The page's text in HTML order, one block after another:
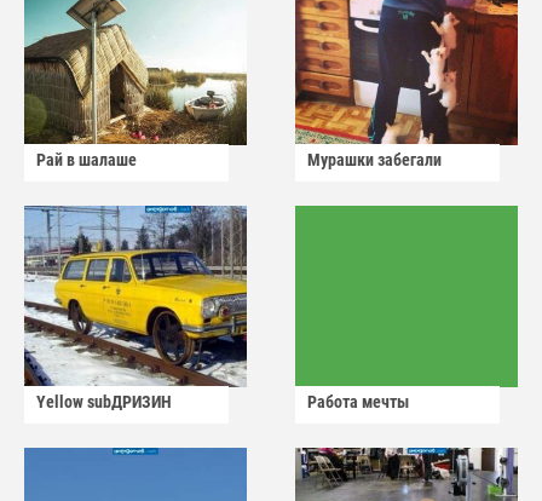
Рай в шалаше Мурашки забегали
Yellow subДРИЗИН Работа мечты